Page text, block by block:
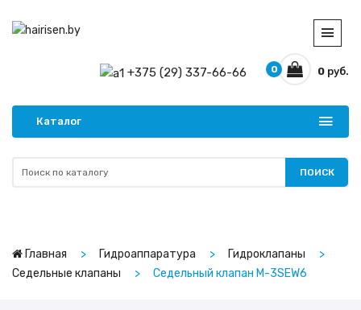
+375 (29) 337-66-66 0 руб.
0
Каталог
ПОИСК
Главная Гидроаппаратура
Гидроклапаны
Седельные клапаны
Cедельный клапан M-3SEW6